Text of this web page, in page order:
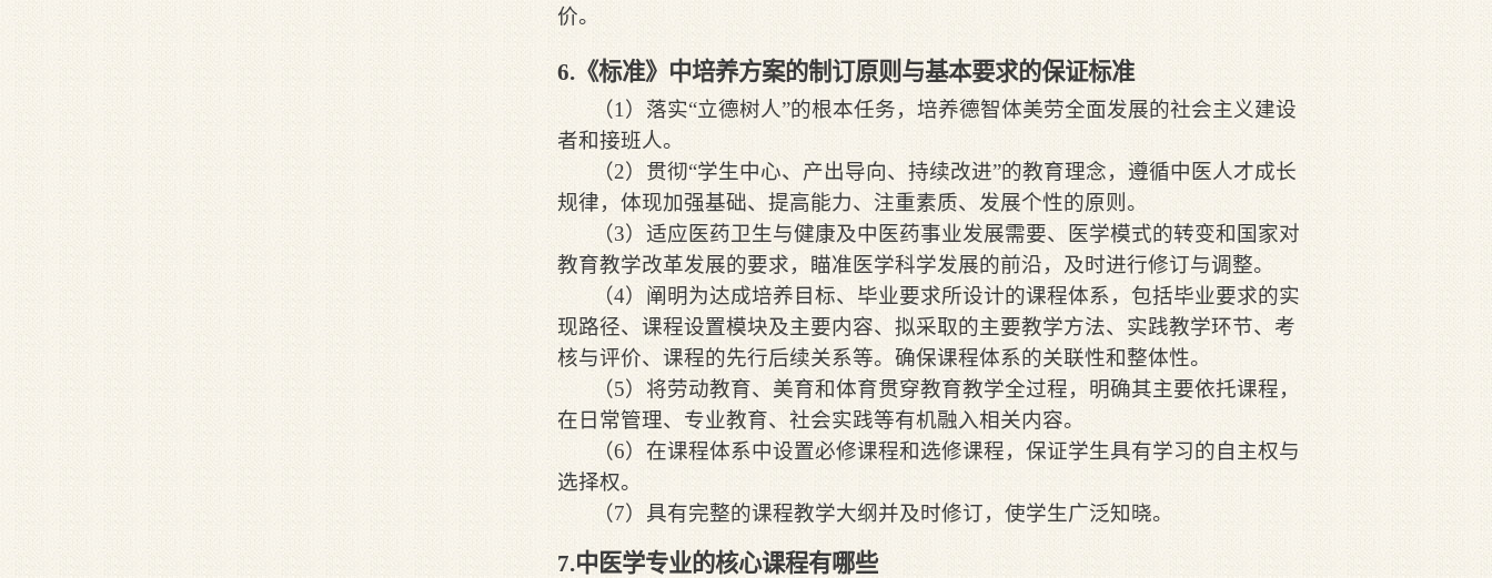
价。
6.《标准》中培养方案的制订原则与基本要求的保证标准
（1）落实“立德树人”的根本任务，培养德智体美劳全面发展的社会主义建设
者和接班人。
（2）贯彻“学生中心、产出导向、持续改进”的教育理念，遵循中医人才成长
规律，体现加强基础、提高能力、注重素质、发展个性的原则。
（3）适应医药卫生与健康及中医药事业发展需要、医学模式的转变和国家对
教育教学改革发展的要求，瞄准医学科学发展的前沿，及时进行修订与调整。
（4）阐明为达成培养目标、毕业要求所设计的课程体系，包括毕业要求的实
现路径、课程设置模块及主要内容、拟采取的主要教学方法、实践教学环节、考
核与评价、课程的先行后续关系等。确保课程体系的关联性和整体性。
（5）将劳动教育、美育和体育贯穿教育教学全过程，明确其主要依托课程，
在日常管理、专业教育、社会实践等有机融入相关内容。
（6）在课程体系中设置必修课程和选修课程，保证学生具有学习的自主权与
选择权。
（7）具有完整的课程教学大纲并及时修订，使学生广泛知晓。
7.中医学专业的核心课程有哪些